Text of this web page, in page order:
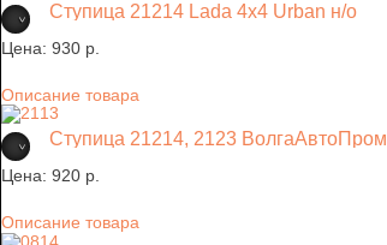
Ступица 21214 Lada 4х4 Urban н/о
Цена: 930 p.
Описание товара
Ступица 21214, 2123 ВолгаАвтоПром
Цена: 920 p.
Описание товара